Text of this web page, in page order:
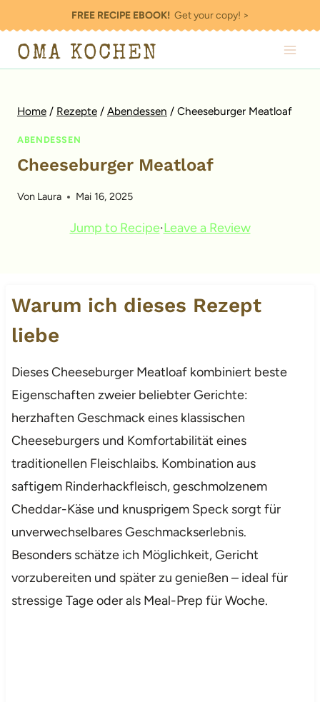
Inhalt
springen
FREE RECIPE EBOOK!Get your copy! >
OMA KOCHEN
Home / Rezepte / Abendessen / Cheeseburger Meatloaf
ABENDESSEN
Cheeseburger Meatloaf
Von Laura Mai 16, 2025
Jump to Recipe·Leave a Review
Warum ich dieses Rezept
liebe
Dieses Cheeseburger Meatloaf kombiniert beste
Eigenschaften zweier beliebter Gerichte:
herzhaften Geschmack eines klassischen
Cheeseburgers und Komfortabilität eines
traditionellen Fleischlaibs. Kombination aus
saftigem Rinderhackfleisch, geschmolzenem
Cheddar-Käse und knusprigem Speck sorgt für
unverwechselbares Geschmackserlebnis.
Besonders schätze ich Möglichkeit, Gericht
vorzubereiten und später zu genießen – ideal für
stressige Tage oder als Meal-Prep für Woche.